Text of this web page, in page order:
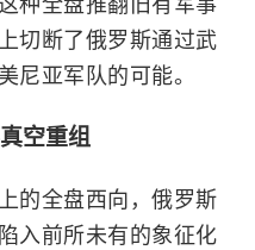
种全盘推翻旧有军事
切断了俄罗斯通过武
尼亚军队的可能。
空重组
的全盘西向，俄罗斯
入前所未有的象征化